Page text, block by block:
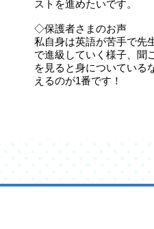
ストを進めたいです。
◇保護者さまのお声
私自身は英語が苦手で先
で進級していく様子、聞
を見ると身についている
えるのが1番です！